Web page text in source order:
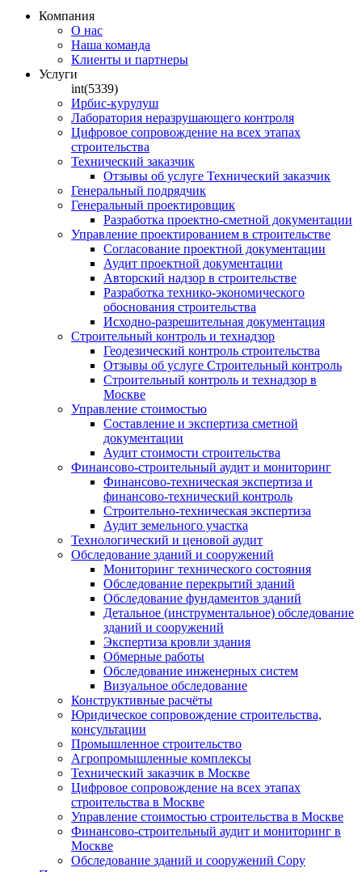
Компания
О нас
Наша команда
Клиенты и партнеры
Услуги
int(5339)
Ирбис-курулуш
Лаборатория неразрушающего контроля
Цифровое сопровождение на всех этапах
строительства
Технический заказчик
Отзывы об услуге Технический заказчик
Генеральный подрядчик
Генеральный проектировщик
Разработка проектно-сметной документации
Управление проектированием в строительстве
Согласование проектной документации
Аудит проектной документации
Авторский надзор в строительстве
Разработка технико-экономического
обоснования строительства
Исходно-разрешительная документация
Строительный контроль и технадзор
Геодезический контроль строительства
Отзывы об услуге Строительный контроль
Строительный контроль и технадзор в
Москве
Управление стоимостью
Составление и экспертиза сметной
документации
Аудит стоимости строительства
Финансово-строительный аудит и мониторинг
Финансово-техническая экспертиза и
финансово-технический контроль
Строительно-техническая экспертиза
Аудит земельного участка
Технологический и ценовой аудит
Обследование зданий и сооружений
Мониторинг технического состояния
Обследование перекрытий зданий
Обследование фундаментов зданий
Детальное (инструментальное) обследование
зданий и сооружений
Экспертиза кровли здания
Обмерные работы
Обследование инженерных систем
Визуальное обследование
Конструктивные расчёты
Юридическое сопровождение строительства,
консультации
Промышленное строительство
Агропромышленные комплексы
Технический заказчик в Москве
Цифровое сопровождение на всех этапах
строительства в Москве
Управление стоимостью строительства в Москве
Финансово-строительный аудит и мониторинг в
Москве
Обследование зданий и сооружений Copy